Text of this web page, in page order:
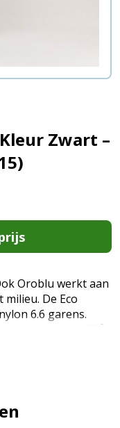
Zwart –
Oroblu werkt aan
De Eco
6.6 garens.
wordt de CO²
water bespaard
8300289791715)